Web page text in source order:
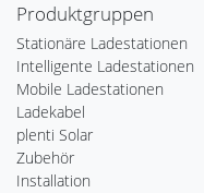
Produktgruppen
Stationäre Ladestationen
Intelligente Ladestationen
Mobile Ladestationen
Ladekabel
plenti Solar
Zubehör
Installation